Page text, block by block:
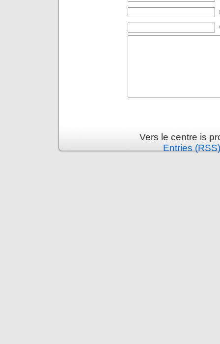
Vers le centre is
Entries (RSS)